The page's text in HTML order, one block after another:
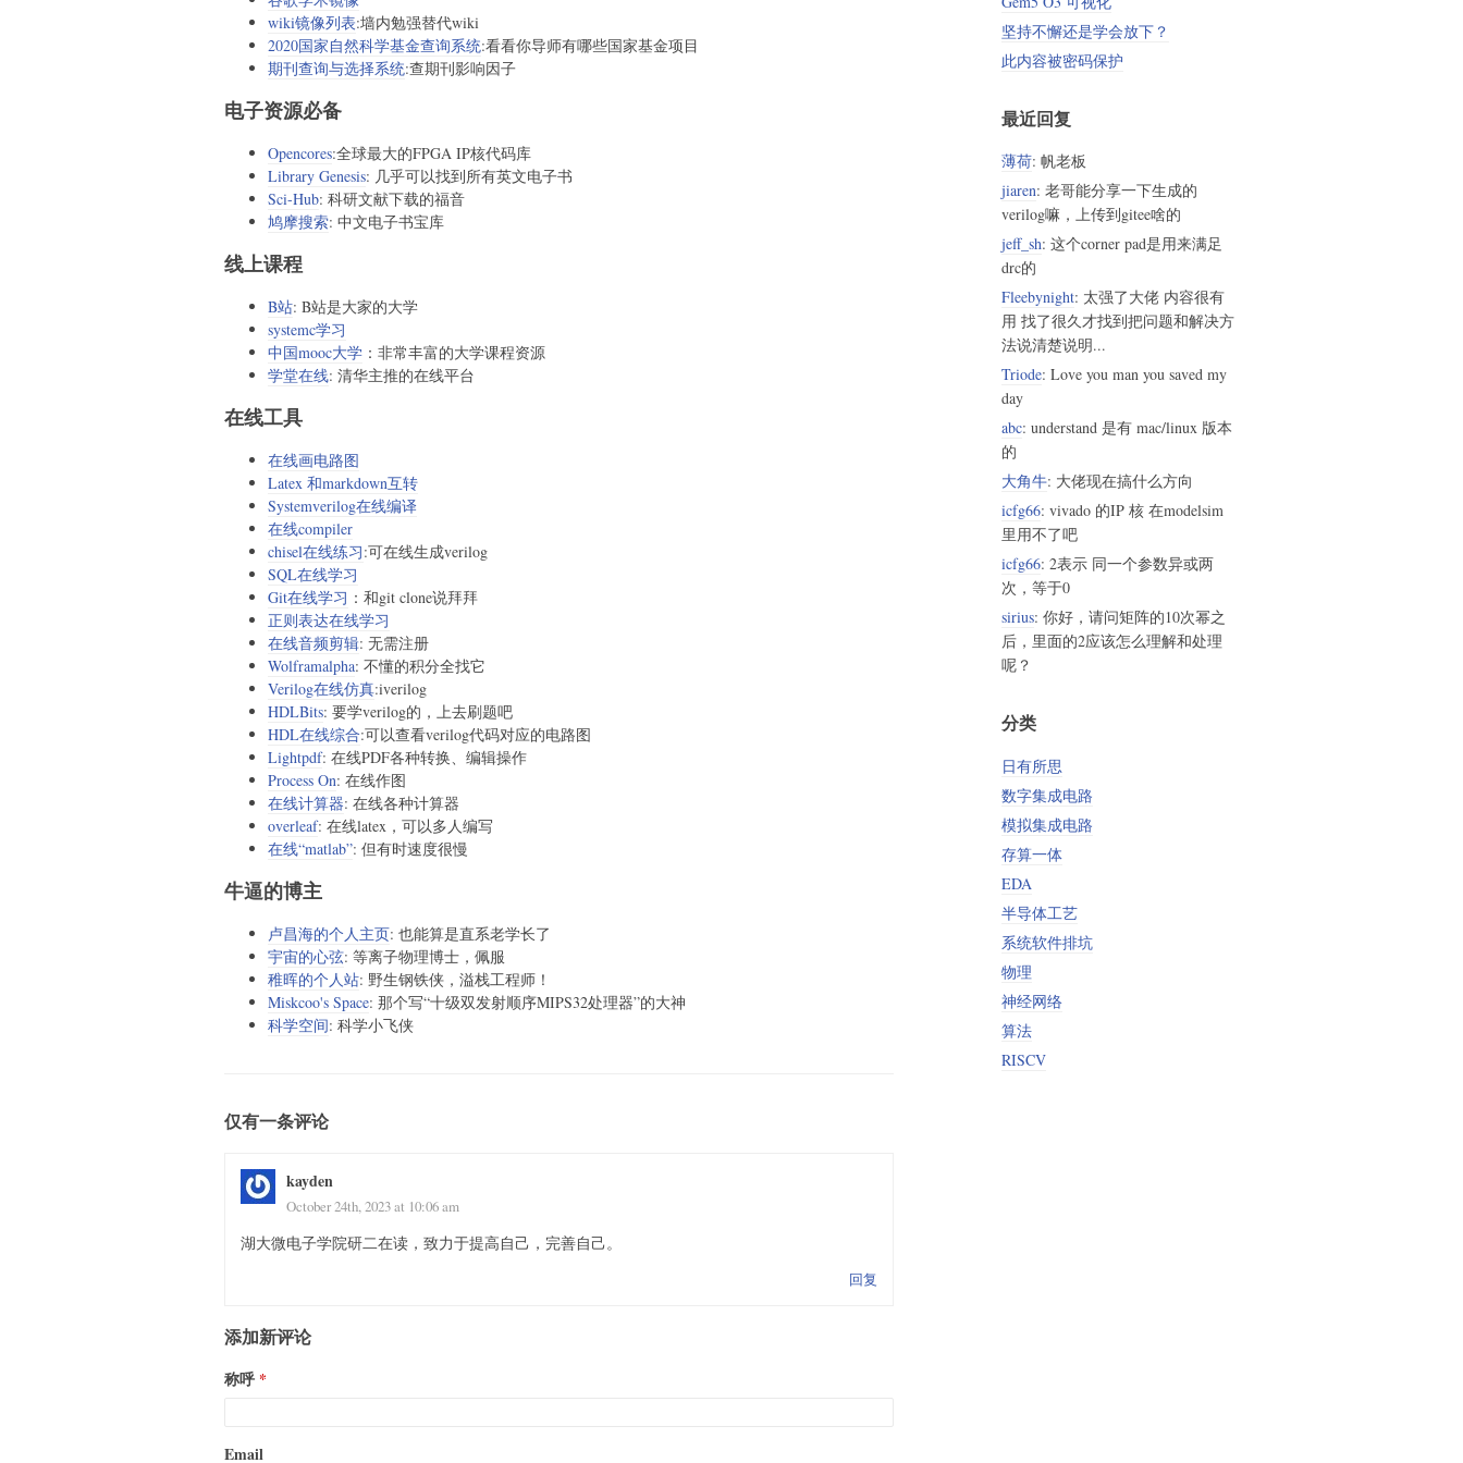
wiki镜像列表:墙内勉强替代wiki
2020国家自然科学基金查询系统:看看你导师有哪些国家基金项目
期刊查询与选择系统:查期刊影响因子
电子资源必备
Opencores:全球最大的FPGA IP核代码库
Library Genesis: 几乎可以找到所有英文电子书
Sci-Hub: 科研文献下载的福音
鸠摩搜索: 中文电子书宝库
线上课程
B站: B站是大家的大学
systemc学习
中国mooc大学 ：非常丰富的大学课程资源
学堂在线: 清华主推的在线平台
在线工具
在线画电路图
Latex 和markdown互转
Systemverilog在线编译
在线compiler
chisel在线练习:可在线生成verilog
SQL在线学习
Git在线学习 ：和git clone说拜拜
正则表达在线学习
在线音频剪辑: 无需注册
Wolframalpha: 不懂的积分全找它
Verilog在线仿真:iverilog
HDLBits: 要学verilog的，上去刷题吧
HDL在线综合:可以查看verilog代码对应的电路图
Lightpdf: 在线PDF各种转换、编辑操作
Process On: 在线作图
在线计算器: 在线各种计算器
overleaf: 在线latex，可以多人编写
在线“matlab”: 但有时速度很慢
牛逼的博主
卢昌海的个人主页: 也能算是直系老学长了
宇宙的心弦: 等离子物理博士，佩服
稚晖的个人站: 野生钢铁侠，溢栈工程师！
Miskcoo's Space: 那个写“十级双发射顺序MIPS32处理器”的大神
科学空间: 科学小飞侠
仅有一条评论
kayden
October 24th, 2023 at 10:06 am
湖大微电子学院研二在读，致力于提高自己，完善自己。
回复
添加新评论
称呼
Email
坚持不懈还是学会放下？
此内容被密码保护
最近回复
薄荷: 帆老板
jiaren: 老哥能分享一下生成的
verilog嘛，上传到gitee啥的
jeff_sh: 这个corner pad是用来满足
drc的
Fleebynight: 太强了大佬 内容很有
用 找了很久才找到把问题和解决方
法说清楚说明...
Triode: Love you man you saved my
day
abc: understand 是有 mac/linux 版本
的
大角牛: 大佬现在搞什么方向
icfg66: vivado 的IP 核 在modelsim
里用不了吧
icfg66: 2表示 同一个参数异或两
次，等于0
sirius: 你好，请问矩阵的10次幂之
后，里面的2应该怎么理解和处理
呢？
分类
日有所思
数字集成电路
模拟集成电路
存算一体
EDA
半导体工艺
系统软件排坑
物理
神经网络
算法
RISCV